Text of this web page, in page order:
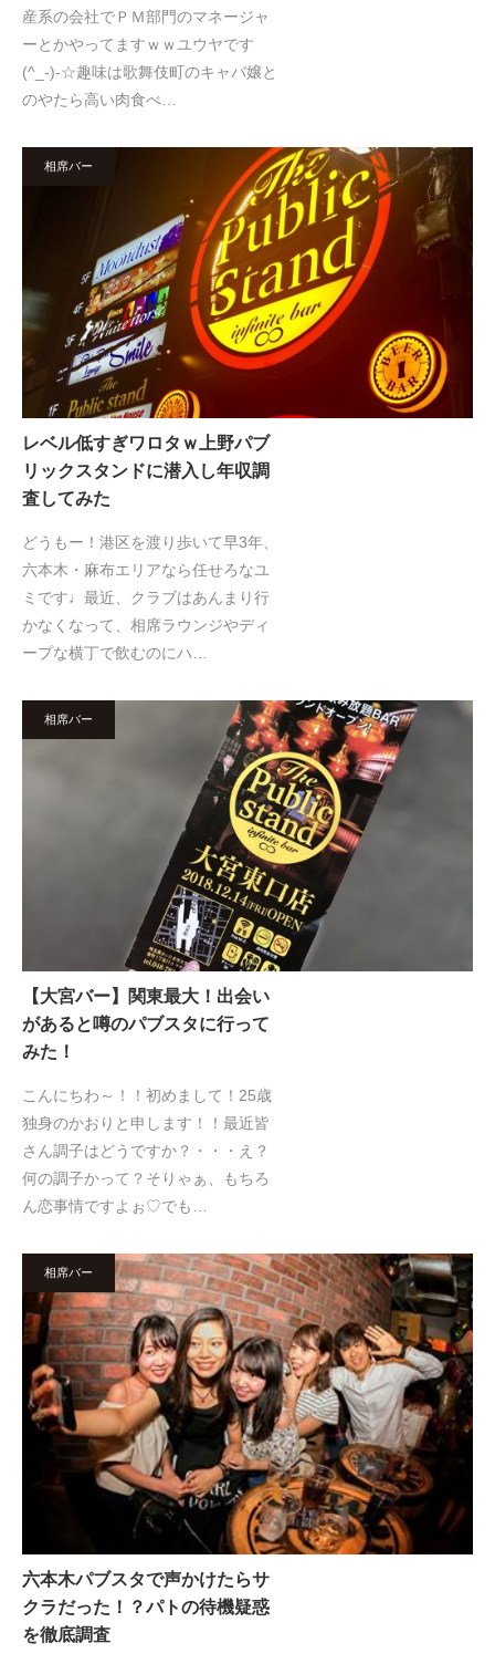
産系の会社でＰＭ部門のマネージャ
ーとかやってますｗｗユウヤです
(^_-)-☆趣味は歌舞伎町のキャバ嬢と
のやたら高い肉食べ…
相席バー
レベル低すぎワロタｗ上野パブ
リックスタンドに潜入し年収調
査してみた
どうもー！港区を渡り歩いて早3年、
六本木・麻布エリアなら任せろなユ
ミです♩最近、クラブはあんまり行
かなくなって、相席ラウンジやディ
ープな横丁で飲むのにハ…
相席バー
【大宮バー】関東最大！出会い
があると噂のパブスタに行って
みた！
こんにちわ～！！初めまして！25歳
独身のかおりと申します！！最近皆
さん調子はどうですか？・・・え？
何の調子かって？そりゃぁ、もちろ
ん恋事情ですよぉ♡でも…
相席バー
六本木パブスタで声かけたらサ
クラだった！？パトの待機疑惑
を徹底調査